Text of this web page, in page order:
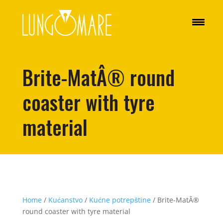
Brite-MatÂ® round
coaster with tyre
material
Home/ Kućanstvo/ Kućne potrepštine/ Brite-MatÂ®
round coaster with tyre material